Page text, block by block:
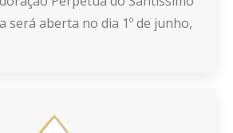
será aberta no dia 1º de junho,